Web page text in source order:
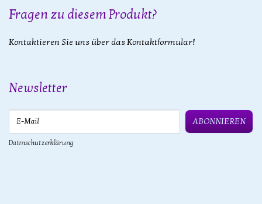
Fragen zu diesem Produkt?
Kontaktieren Sie uns über das Kontaktformular!
Newsletter
ABONNIEREN
Datenschutzerklärung